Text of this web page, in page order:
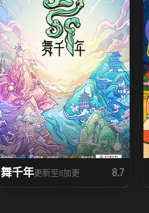
舞千年更新至8加更 8.7